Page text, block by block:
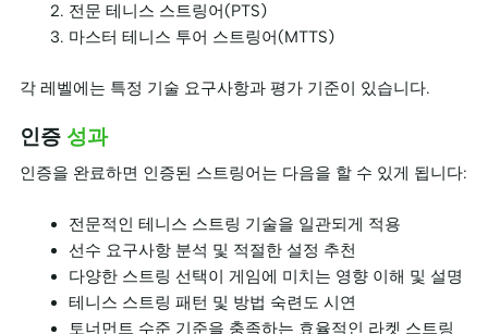
전문 테니스 스트링어(PTS)
마스터 테니스 투어 스트링어(MTTS)
각 레벨에는 특정 기술 요구사항과 평가 기준이 있습니다.
인증 성과
인증을 완료하면 인증된 스트링어는 다음을 할 수 있게 됩니다:
전문적인 테니스 스트링 기술을 일관되게 적용
선수 요구사항 분석 및 적절한 설정 추천
다양한 스트링 선택이 게임에 미치는 영향 이해 및 설명
테니스 스트링 패턴 및 방법 숙련도 시연
토너먼트 수준 기준을 충족하는 효율적인 라켓 스트링